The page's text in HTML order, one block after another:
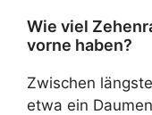
Wie viel
vorne haben?
Zwischen
etwa ein